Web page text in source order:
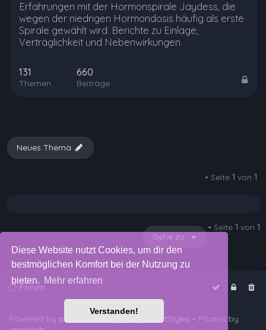
Diese Website nutzt Cookies, um dir den
bestmöglichen Komfort bei der Nutzung zu
bieten. Mehr erfahren
Verstanden!
Erfahrungen mit der Hormonspirale Jaydess, die
wegen der niedrigen Hormondosis häufig als erste
Spirale gewählt wird. Berichte zu Einlage,
Verträglichkeit und Nebenwirkungen.
131
Themen
660
Beiträge
Neues Thema
• Seite 1 von 1
• Seite 1 von 1
Gehe zu
Forum
Powered by phpBB PlanetStyles • Photos by